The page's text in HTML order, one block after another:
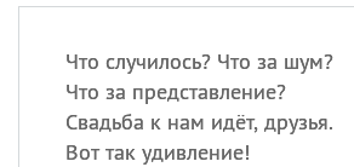
Что случилось? Что за шум?
Что за представление?
Свадьба к нам идёт, друзья.
Вот так удивление!